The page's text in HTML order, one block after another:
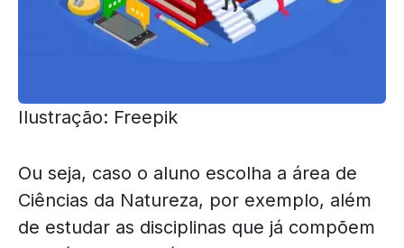
Ilustração: Freepik
Ou seja, caso o aluno escolha a área de
Ciências da Natureza, por exemplo, além
de estudar as disciplinas que já compõem